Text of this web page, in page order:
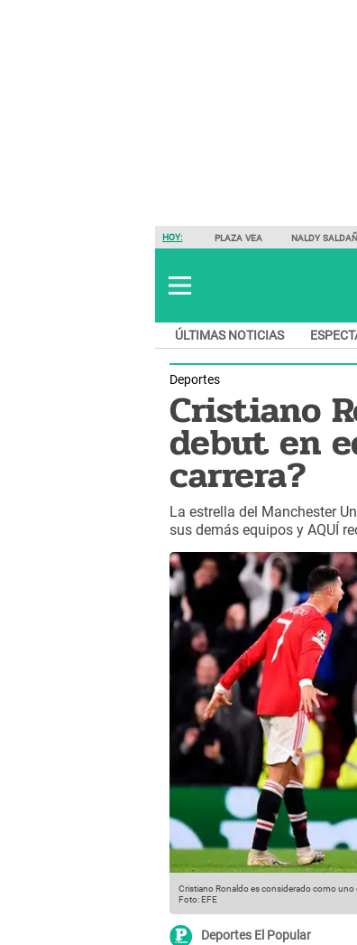
HOY: PLAZA VEA NALDY
ÚLTIMAS NOTICIAS
Deportes
Cristiano
debut en
carrera?
La estrella del Manchester
sus demás equipos y AQUÍ
Cristiano Ronaldo es considerado como
Foto: EFE
Deportes El Popular